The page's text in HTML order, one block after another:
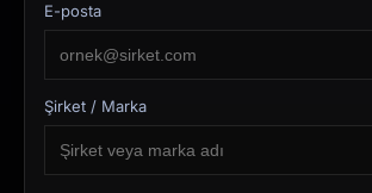
E-posta
Şirket / Marka